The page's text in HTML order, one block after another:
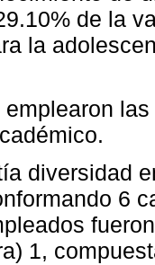
de la
la
emplearon
diversidad
6
1,